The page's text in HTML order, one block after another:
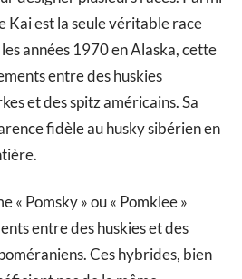
Kai est la seule véritable race
années 1970 en Alaska, cette
entre des huskies
et des spitz américains. Sa
fidèle au husky sibérien en
« Pomsky » ou « Pomklee »
entre des huskies et des
Ces hybrides, bien